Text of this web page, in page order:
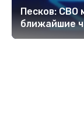
Песков: СВО
ближайшие